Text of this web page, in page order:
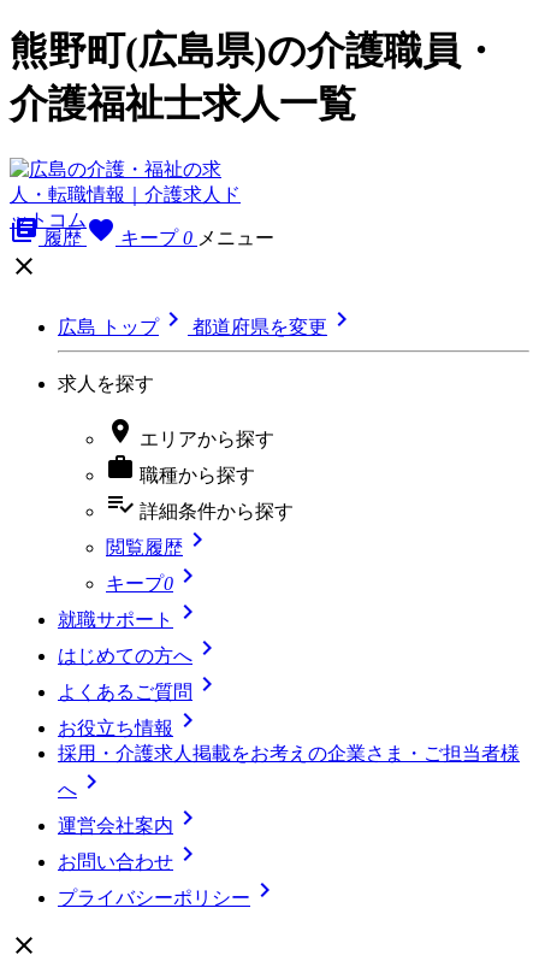
熊野町(広島県)の介護職員・
介護福祉士求人一覧
library_books 履歴 favorite キープ 0 メニュー

広島 トップ 都道府県を変更 
求人を探す
 エリアから探す
 職種から探す
playlist_add_check 詳細条件から探す
閲覧履歴 
キープ0 
就職サポート 
はじめての方へ 
よくあるご質問 
お役立ち情報 
採用・介護求人掲載をお考えの企業さま・ご担当者様
へ 
運営会社案内 
お問い合わせ 
プライバシーポリシー 
